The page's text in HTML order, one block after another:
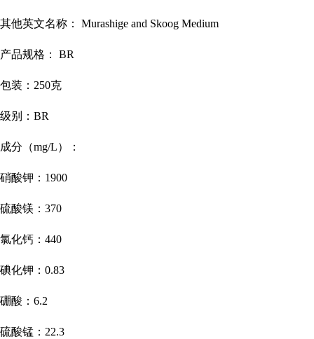
其他英文名称： Murashige and Skoog Medium
产品规格： BR
包装： 250克
级别： BR
成分（mg/L）：
硝酸钾： 1900
硫酸镁： 370
氯化钙： 440
碘化钾： 0.83
硼酸： 6.2
硫酸锰： 22.3